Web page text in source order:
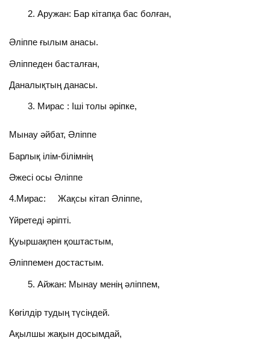
Аружан: Бар кітапқа бас болған,
Әліппе ғылым анасы.
Әліппеден басталған,
Даналықтың данасы.
Мирас : Іші толы әріпке,
Мынау әйбат, Әліппе
Барлық ілім-білімнің
Әжесі осы Әліппе
4.Мирас: Жақсы кітап Әліппе,
Үйретеді әріпті.
Қуыршақпен қоштастым,
Әліппемен достастым.
Айжан: Мынау менің әліппем,
Көгілдір тудың түсіндей.
Ақылшы жақын досымдай,